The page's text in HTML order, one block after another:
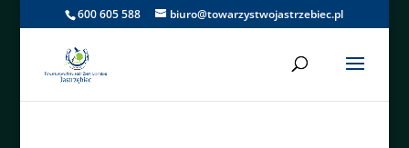
600 605 588 biuro@towarzystwojastrzebiec.pl